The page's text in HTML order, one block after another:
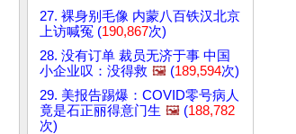
27. 裸身别毛像 内蒙八百铁汉北京
上访喊冤 (190,867次)
28. 没有订单 裁员无济于事 中国
小企业叹：没得救 🖼️ (189,594次)
29. 美报告踢爆：COVID零号病人
竟是石正丽得意门生 🖼️ (188,782
次)